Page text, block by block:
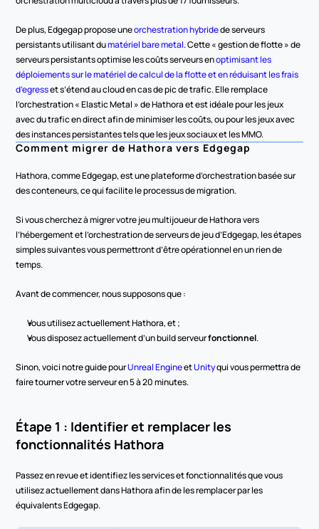
De plus, Edgegap propose une orchestration hybride de serveurs
persistants utilisant du matériel bare metal. Cette « gestion de flotte » de
serveurs persistants optimise les coûts serveurs en optimisant les
déploiements sur le matériel de calcul de la flotte et en réduisant les frais
d’egress et s’étend au cloud en cas de pic de trafic. Elle remplace
l’orchestration « Elastic Metal » de Hathora et est idéale pour les jeux
avec du trafic en direct afin de minimiser les coûts, ou pour les jeux avec
des instances persistantes tels que les jeux sociaux et les MMO.
Comment migrer de Hathora vers Edgegap
Hathora, comme Edgegap, est une plateforme d’orchestration basée sur
des conteneurs, ce qui facilite le processus de migration.
Si vous cherchez à migrer votre jeu multijoueur de Hathora vers
l’hébergement et l’orchestration de serveurs de jeu d’Edgegap, les étapes
simples suivantes vous permettront d’être opérationnel en un rien de
temps.
Avant de commencer, nous supposons que :
Vous utilisez actuellement Hathora, et ;
Vous disposez actuellement d’un build serveur fonctionnel.
Sinon, voici notre guide pour Unreal Engine et Unity qui vous permettra de
faire tourner votre serveur en 5 à 20 minutes.
Étape 1 : Identifier et remplacer les
fonctionnalités Hathora
Passez en revue et identifiez les services et fonctionnalités que vous
utilisez actuellement dans Hathora afin de les remplacer par les
équivalents Edgegap.